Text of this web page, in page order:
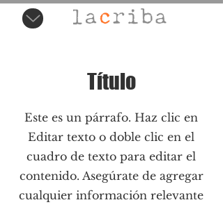
Título
Este es un párrafo. Haz clic en
Editar texto o doble clic en el
cuadro de texto para editar el
contenido. Asegúrate de agregar
cualquier información relevante